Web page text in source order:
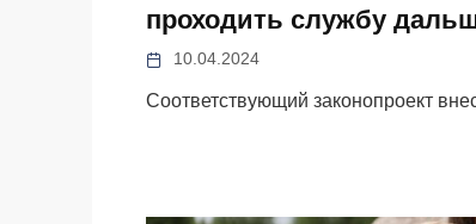
проходить службу
10.04.2024
Соответствующий законопроект